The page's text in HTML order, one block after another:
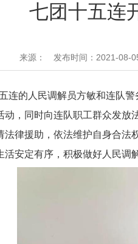
七团十五连
来源： 发布时间：2021-08-
连的人民调解员方敏和连队
，同时向连队职工群众发
律援助，依法维护自身合
安定有序，积极做好人民调